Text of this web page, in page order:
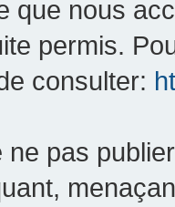
que nous
permis.
consulter:
pas